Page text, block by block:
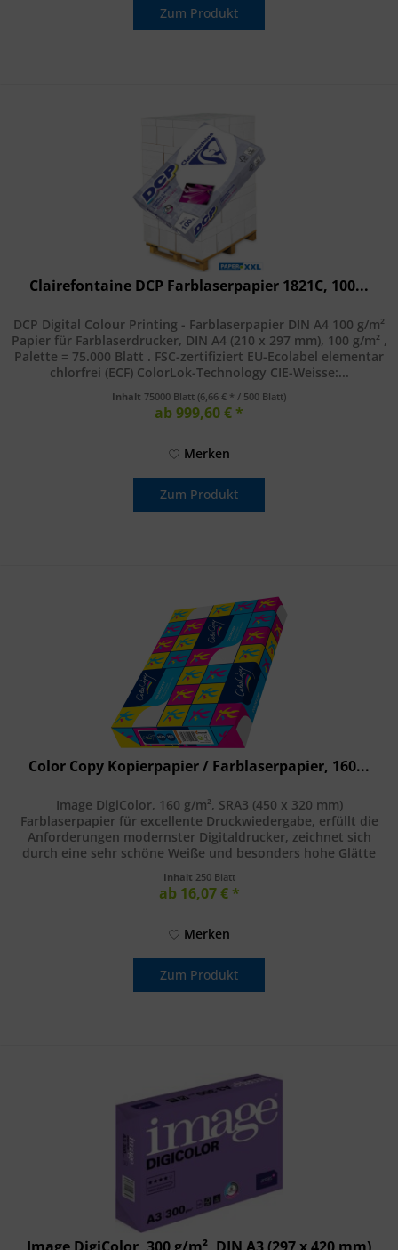
Zum Produkt
Clairefontaine DCP Farblaserpapier 1821C, 100...
DCP Digital Colour Printing - Farblaserpapier DIN A4 100 g/m²
Papier für Farblaserdrucker, DIN A4 (210 x 297 mm), 100 g/m² ,
Palette = 75.000 Blatt . FSC-zertifiziert EU-Ecolabel elementar
chlorfrei (ECF) ColorLok-Technology CIE-Weisse:...
Inhalt75000 Blatt (6,66 € * / 500 Blatt)
ab 999,60 € *
Merken
Zum Produkt
Color Copy Kopierpapier / Farblaserpapier, 160...
Image DigiColor, 160 g/m², SRA3 (450 x 320 mm)
Farblaserpapier für excellente Druckwiedergabe, erfüllt die
Anforderungen modernster Digitaldrucker, zeichnet sich
durch eine sehr schöne Weiße und besonders hohe Glätte
Inhalt 250 Blatt
ab 16,07 € *
Merken
Zum Produkt